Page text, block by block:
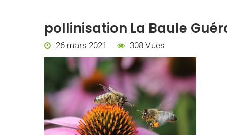
pollinisation La Baule
26 mars 2021 308 Vues